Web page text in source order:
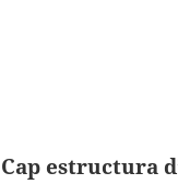
Cap estructura